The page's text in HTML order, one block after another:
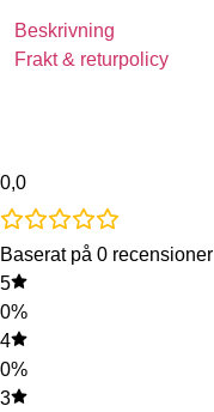
Beskrivning
Frakt & returpolicy
0,0
Baserat på 0 recensioner
5
0%
4
0%
3